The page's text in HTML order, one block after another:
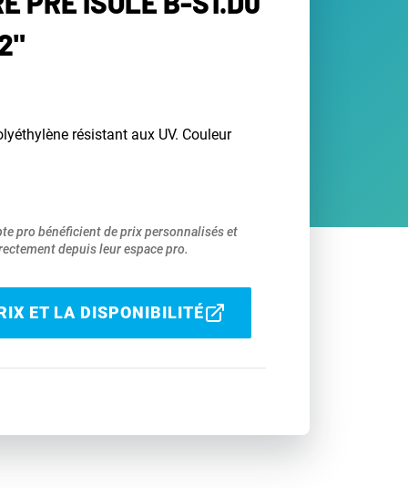
résistant aux UV. Couleur
pro bénéficient de prix personnalisés et
depuis leur espace pro.
ET LA DISPONIBILITÉ